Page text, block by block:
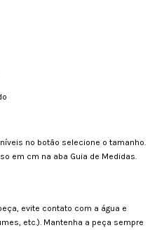
no botão selecione o tamanho.
em cm na aba Guia de Medidas.
evite contato com a água e
etc.). Mantenha a peça sempre